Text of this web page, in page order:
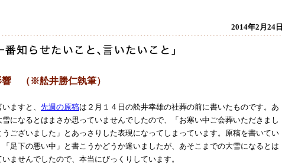
2014年2月24日
響 （※舩井勝仁執筆）
ますと、 先週の原稿は２月１４日の舩井幸雄の社葬の前に書いたものです。あ
雪になるとはまさか思っていませんでしたので、「お寒い中ご会葬いただきまし
うございました」とあっさりした表現になってしまっています。原稿を書いてい
「足下の悪い中」と書こうかどうか迷いましたが、あそこまでの大雪になるとは
ませんでしたので、本当にびっくりしています。